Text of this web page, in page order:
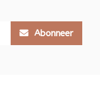
Abonneer